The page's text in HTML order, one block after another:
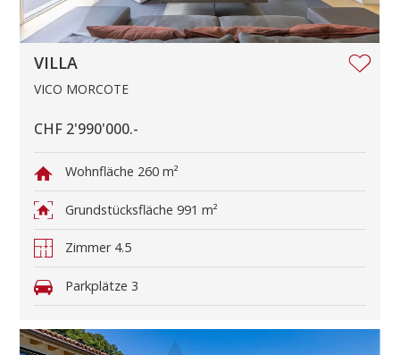
VILLA
VICO MORCOTE
CHF 2'990'000.-
Wohnfläche 260 m²
Grundstücksfläche 991 m²
Zimmer 4.5
Parkplätze 3